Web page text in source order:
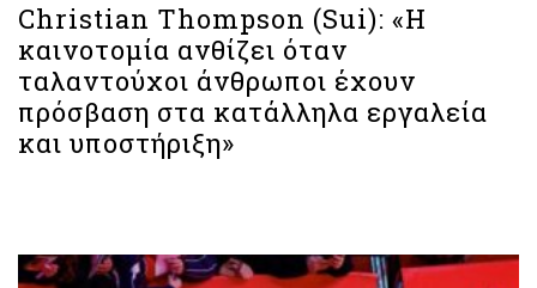
Christian Thompson (Sui): «Η
καινοτομία ανθίζει όταν
ταλαντούχοι άνθρωποι έχουν
πρόσβαση στα κατάλληλα εργαλεία
και υποστήριξη»